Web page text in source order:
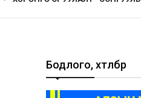
Бодлого, хөтөлбөр